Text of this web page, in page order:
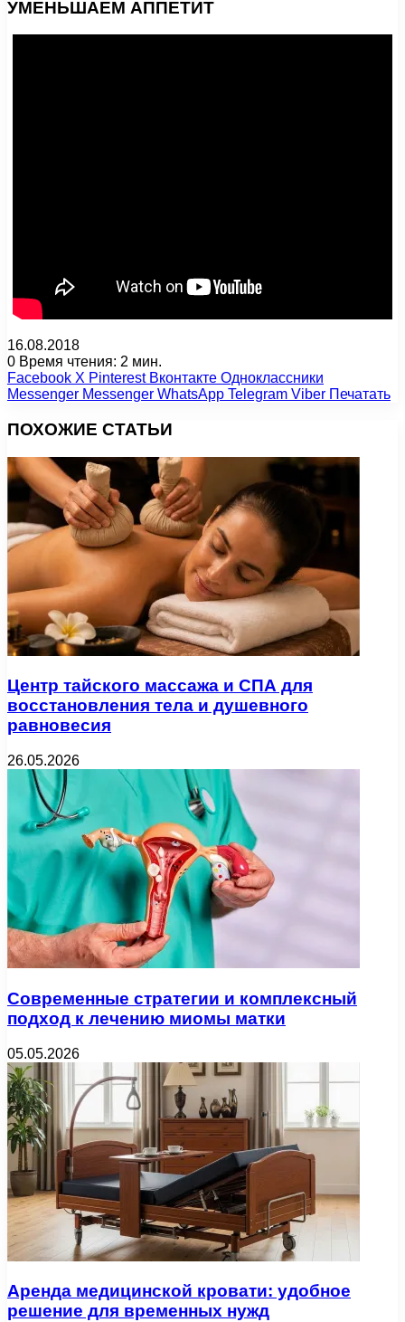
УМЕНЬШАЕМ АППЕТИТ
16.08.2018
0 Время чтения: 2 мин.
Facebook X Pinterest Вконтакте Одноклассники
Messenger Messenger WhatsApp Telegram Viber Печатать
ПОХОЖИЕ СТАТЬИ
Центр тайского массажа и СПА для
восстановления тела и душевного
равновесия
26.05.2026
Современные стратегии и комплексный
подход к лечению миомы матки
05.05.2026
Аренда медицинской кровати: удобное
решение для временных нужд